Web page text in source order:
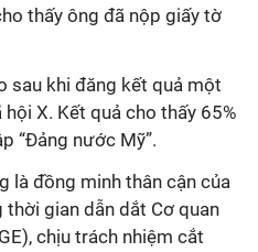
thấy ông đã nộp giấy tờ
sau khi đăng kết quả một
X. Kết quả cho thấy 65%
“Đảng nước Mỹ”.
là đồng minh thân cận của
gian dẫn dắt Cơ quan
chịu trách nhiệm cắt